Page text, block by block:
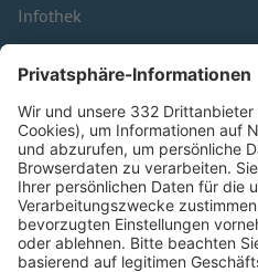
Infothek
Kontakt
HÄUFIG BESUCHTE
Pässe und Vereinswechsel
Trainerausbildung
Schulungsangebot
BFV-Geschäftsstellen